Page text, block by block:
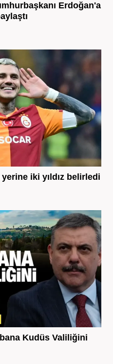
Erdoğan'a
iki yıldız belirledi
Kudüs Valiliğini